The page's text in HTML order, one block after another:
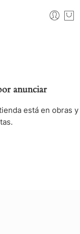
anunciar
está en obras y